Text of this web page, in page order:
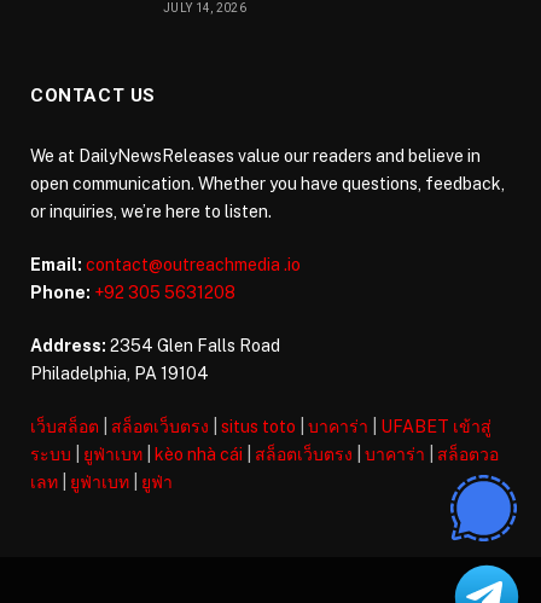
JULY 14, 2026
CONTACT US
We at DailyNewsReleases value our readers and believe in
open communication. Whether you have questions, feedback,
or inquiries, we’re here to listen.
Email: contact@outreachmedia .io
Phone: +92 305 5631208
Address: 2354 Glen Falls Road
Philadelphia, PA 19104
เว็บสล็อต สล็อตเว็บตรง situs toto บาคาร่า
UFABET เข้าสู่
ระบบ
ยูฟ่าเบท kèo nhà cái สล็อตเว็บตรง บาคาร่า
สล็อตวอ
เลท
ยูฟ่าเบท ยูฟ่า